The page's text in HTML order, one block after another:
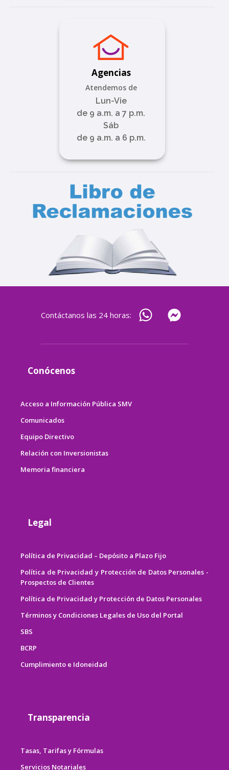
Agencias
Atendemos de
Lun-Vie
de 9 a.m. a 7 p.m.
Sáb
de 9 a.m. a 6 p.m.
Contáctanos las 24 horas:
Conócenos
Acceso a Información Pública SMV
Comunicados
Equipo Directivo
Relación con Inversionistas
Memoria financiera
Legal
Política de Privacidad – Depósito a Plazo Fijo
Política de Privacidad y Protección de Datos Personales -
Prospectos de Clientes
Política de Privacidad y Protección de Datos Personales
Términos y Condiciones Legales de Uso del Portal
SBS
BCRP
Cumplimiento e Idoneidad
Transparencia
Tasas, Tarifas y Fórmulas
Servicios Notariales